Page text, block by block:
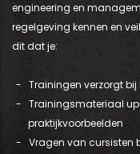
engineering en
regelgeving kennen en
dit dat je:
Trainingen verzorgt
Trainingsmateriaal
praktijkvoorbeelden
Vragen van cursisten